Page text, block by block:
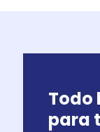
Todo
para